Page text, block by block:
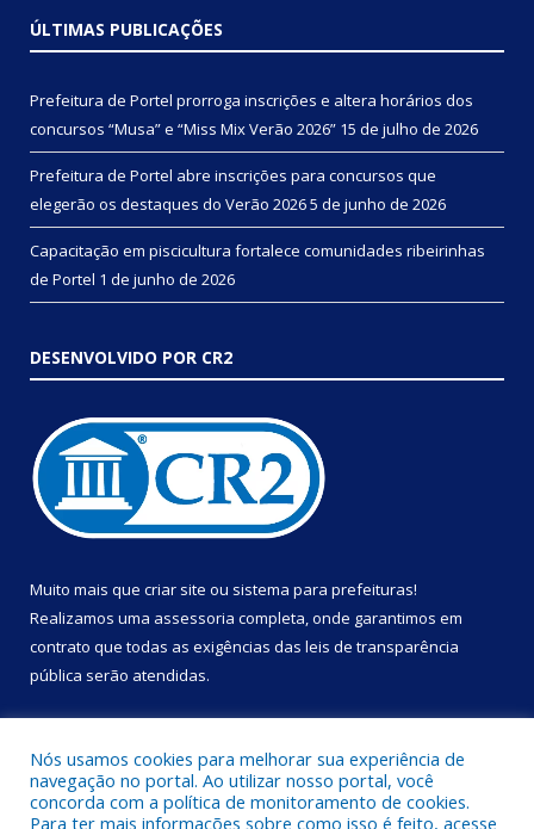
ÚLTIMAS PUBLICAÇÕES
Prefeitura de Portel prorroga inscrições e altera horários dos
concursos “Musa” e “Miss Mix Verão 2026” 15 de julho de 2026
Prefeitura de Portel abre inscrições para concursos que
elegerão os destaques do Verão 20265 de junho de 2026
Capacitação em piscicultura fortalece comunidades ribeirinhas
de Portel 1 de junho de 2026
DESENVOLVIDO POR CR2
Muito mais que criar site ou sistema para prefeituras!
Realizamos uma assessoria completa, onde garantimos em
contrato que todas as exigências das leis de transparência
pública serão atendidas.
Nós usamos cookies para melhorar sua experiência de
navegação no portal. Ao utilizar nosso portal, você
concorda com a política de monitoramento de cookies.
Para ter mais informações sobre como isso é feito, acesse